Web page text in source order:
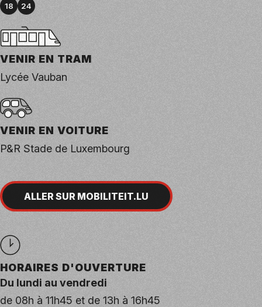
numéro
18
de bus numéro
24
VENIR EN TRAM
Lycée Vauban
VENIR EN VOITURE
P&R Stade de Luxembourg
ALLER SUR MOBILITEIT.LU
HORAIRES D'OUVERTURE
Du lundi au vendredi
de 08h à 11h45 et de 13h à 16h45